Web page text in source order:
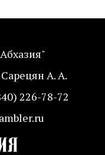
А. А.
226-78-72